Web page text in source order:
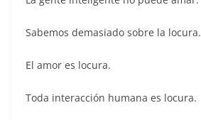
Sabemos demasiado sobre la locura.
El amor es locura.
Toda interacción humana es locura.